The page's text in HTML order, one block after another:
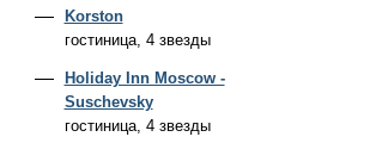
Korston
гостиница, 4 звезды
Holiday Inn Moscow -
Suschevsky
гостиница, 4 звезды